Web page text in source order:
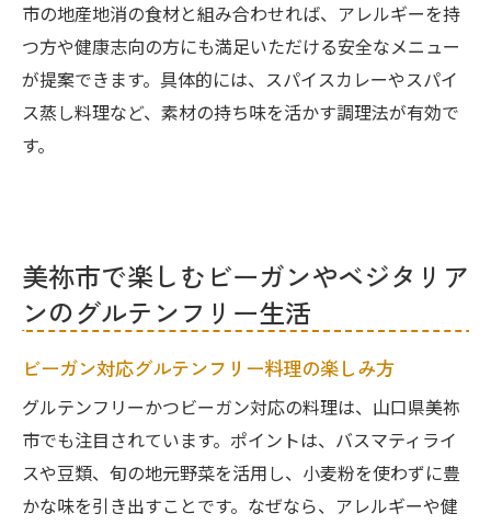
市の地産地消の食材と組み合わせれば、アレルギーを持
つ方や健康志向の方にも満足いただける安全なメニュー
が提案できます。具体的には、スパイスカレーやスパイ
ス蒸し料理など、素材の持ち味を活かす調理法が有効で
す。
美祢市で楽しむビーガンやベジタリア
ンのグルテンフリー生活
ビーガン対応グルテンフリー料理の楽しみ方
グルテンフリーかつビーガン対応の料理は、山口県美祢
市でも注目されています。ポイントは、バスマティライ
スや豆類、旬の地元野菜を活用し、小麦粉を使わずに豊
かな味を引き出すことです。なぜなら、アレルギーや健